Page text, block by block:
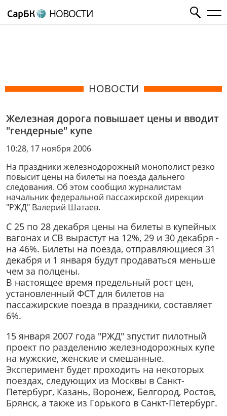
НОВОСТИ
НОВОСТИ
Железная дорога повышает цены и вводит
"гендерные" купе
10:28, 17 ноября 2006
На праздники железнодорожный монополист резко
повысит цены на билеты на поезда дальнего
следования. Об этом сообщил журналистам
начальник федеральной пассажирской дирекции
"РЖД" Валерий Шатаев.
С 25 по 28 декабря цены на билеты в купейных
вагонах и СВ вырастут на 12%, 29 и 30 декабря -
на 46%. Билеты на поезда, отправляющиеся 31
декабря и 1 января будут продаваться меньше
чем за полцены.
В настоящее время предельный рост цен,
установленный ФСТ для билетов на
пассажирские поезда в праздники, составляет
6%.
15 января 2007 года "РЖД" зпустит пилотный
проект по разделению железнодорожных купе
на мужские, женские и смешанные.
Эксперимент будет проходить на некоторых
поездах, следующих из Москвы в Санкт-
Петербург, Казань, Воронеж, Белгород, Ростов,
Брянск, а также из Горького в Санкт-Петербург.